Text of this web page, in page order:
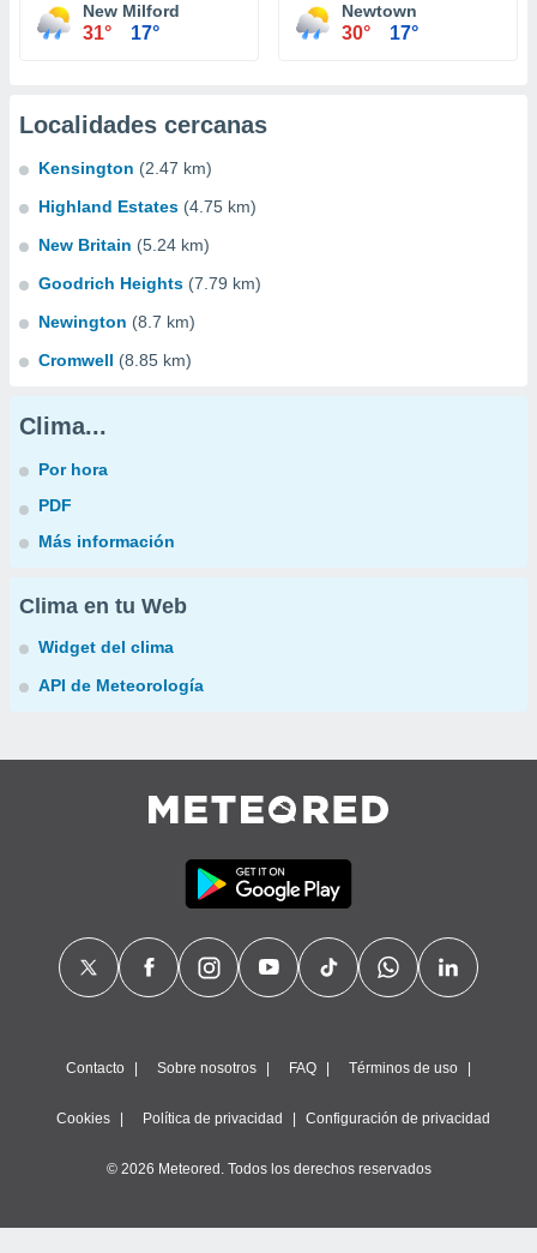
New Milford
31° 17°
Newtown
30° 17°
Localidades cercanas
Kensington (2.47 km)
Highland Estates (4.75 km)
New Britain (5.24 km)
Goodrich Heights (7.79 km)
Newington (8.7 km)
Cromwell (8.85 km)
Clima...
Por hora
PDF
Más información
Clima en tu Web
Widget del clima
API de Meteorología
Contacto Sobre nosotros FAQ Términos de uso
Cookies Política de privacidad Configuración de privacidad
© 2026 Meteored. Todos los derechos reservados